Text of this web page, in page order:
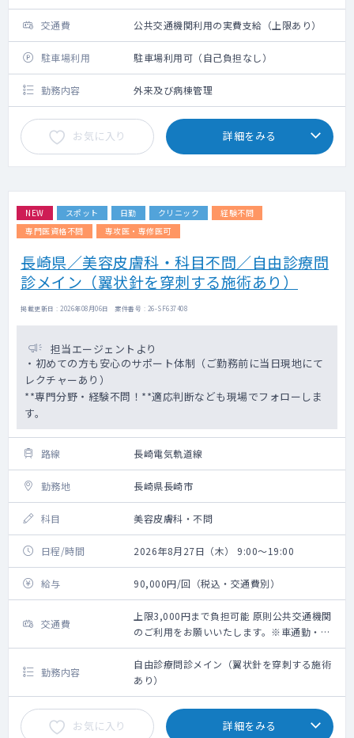
交通費 公共交通機関利用の実費支給（上限あり）
駐車場利用 駐車場利用可（自己負担なし）
勤務内容 外来及び病棟管理
お気に入り 詳細をみる
NEW スポット 日勤 クリニック
経験不問
専門医資格不問
専攻医・専修医可
長崎県／美容皮膚科・科目不問／自由診療問
診メイン（翼状針を穿刺する施術あり）
掲載更新日 : 2026年08月06日 案件番号 : 26-SF637408
担当エージェントより
・初めての方も安心のサポート体制（ご勤務前に当日現地にて
レクチャーあり）
**専門分野・経験不問！**適応判断なども現場でフォローしま
す。
路線 長崎電気軌道線
勤務地 長崎県長崎市
科目 美容皮膚科・不問
日程/時間 2026年8月27日（木） 9:00～19:00
給与 90,000円/回（税込・交通費別）
交通費
上限3,000円まで負担可能 原則公共交通機関
のご利用をお願いいたします。※車通勤・タ
クシー利用要相談
勤務内容
自由診療問診メイン（翼状針を穿刺する施術
あり）
お気に入り 詳細をみる